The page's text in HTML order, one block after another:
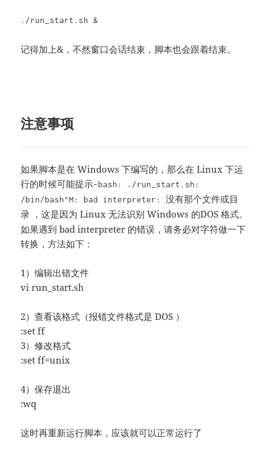
./run_start.sh &
记得加上&，不然窗口会话结束，脚本也会跟着结束。
注意事项
如果脚本是在 Windows 下编写的，那么在 Linux 下运
行的时候可能提示-bash: ./run_start.sh:
/bin/bash^M: bad interpreter: 没有那个文件或目
录
，这是因为 Linux 无法识别 Windows 的DOS 格式。
如果遇到 bad interpreter 的错误，请务必对字符做一下
转换，方法如下：
1）编辑出错文件
vi run_start.sh
2）查看该格式（报错文件格式是 DOS ）
:set ff
3）修改格式
:set ff=unix
4）保存退出
:wq
这时再重新运行脚本，应该就可以正常运行了